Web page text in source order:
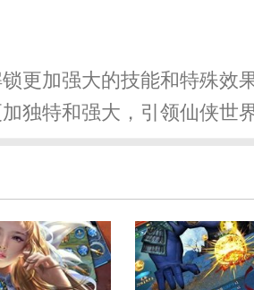
更加强大的技能和特殊效果
独特和强大，引领仙侠世